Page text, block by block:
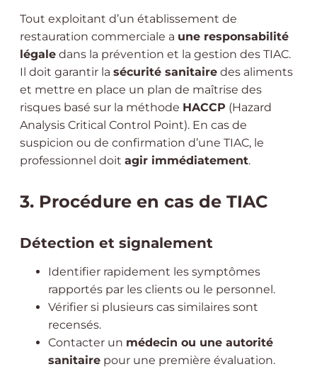
Tout exploitant d’un établissement de
restauration commerciale a une responsabilité
légale dans la prévention et la gestion des TIAC.
Il doit garantir la sécurité sanitaire des aliments
et mettre en place un plan de maîtrise des
risques basé sur la méthode HACCP (Hazard
Analysis Critical Control Point). En cas de
suspicion ou de confirmation d’une TIAC, le
professionnel doit agir immédiatement.
3. Procédure en cas de TIAC
Détection et signalement
Identifier rapidement les symptômes
rapportés par les clients ou le personnel.
Vérifier si plusieurs cas similaires sont
recensés.
Contacter un médecin ou une autorité
sanitaire pour une première évaluation.